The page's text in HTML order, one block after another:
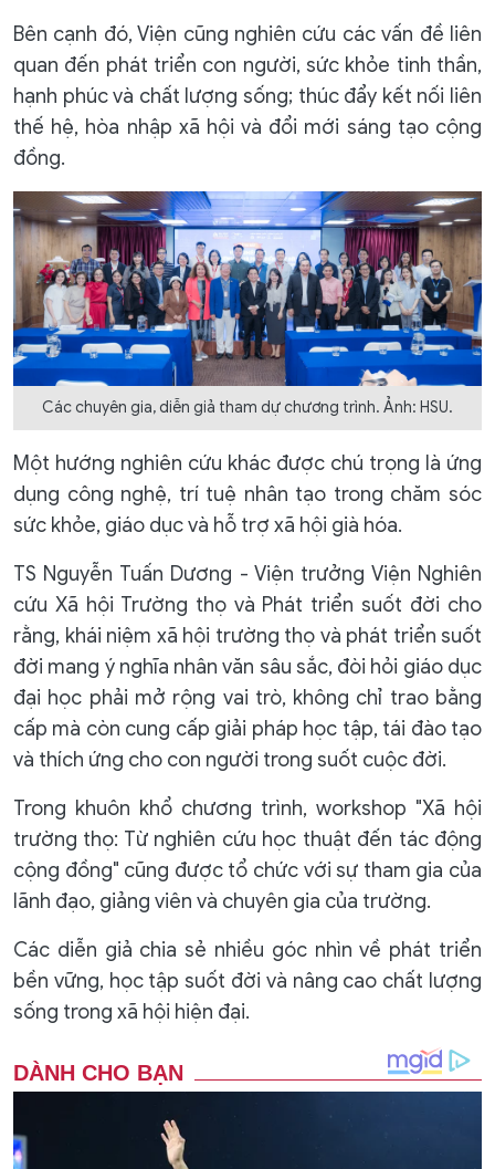
Bên cạnh đó, Viện cũng nghiên cứu các vấn đề liên
quan đến phát triển con người, sức khỏe tinh thần,
hạnh phúc và chất lượng sống; thúc đẩy kết nối liên
thế hệ, hòa nhập xã hội và đổi mới sáng tạo cộng
đồng.
Các chuyên gia, diễn giả tham dự chương trình. Ảnh: HSU.
Một hướng nghiên cứu khác được chú trọng là ứng
dụng công nghệ, trí tuệ nhân tạo trong chăm sóc
sức khỏe, giáo dục và hỗ trợ xã hội già hóa.
TS Nguyễn Tuấn Dương - Viện trưởng Viện Nghiên
cứu Xã hội Trường thọ và Phát triển suốt đời cho
rằng, khái niệm xã hội trường thọ và phát triển suốt
đời mang ý nghĩa nhân văn sâu sắc, đòi hỏi giáo dục
đại học phải mở rộng vai trò, không chỉ trao bằng
cấp mà còn cung cấp giải pháp học tập, tái đào tạo
và thích ứng cho con người trong suốt cuộc đời.
Trong khuôn khổ chương trình, workshop "Xã hội
trường thọ: Từ nghiên cứu học thuật đến tác động
cộng đồng" cũng được tổ chức với sự tham gia của
lãnh đạo, giảng viên và chuyên gia của trường.
Các diễn giả chia sẻ nhiều góc nhìn về phát triển
bền vững, học tập suốt đời và nâng cao chất lượng
sống trong xã hội hiện đại.